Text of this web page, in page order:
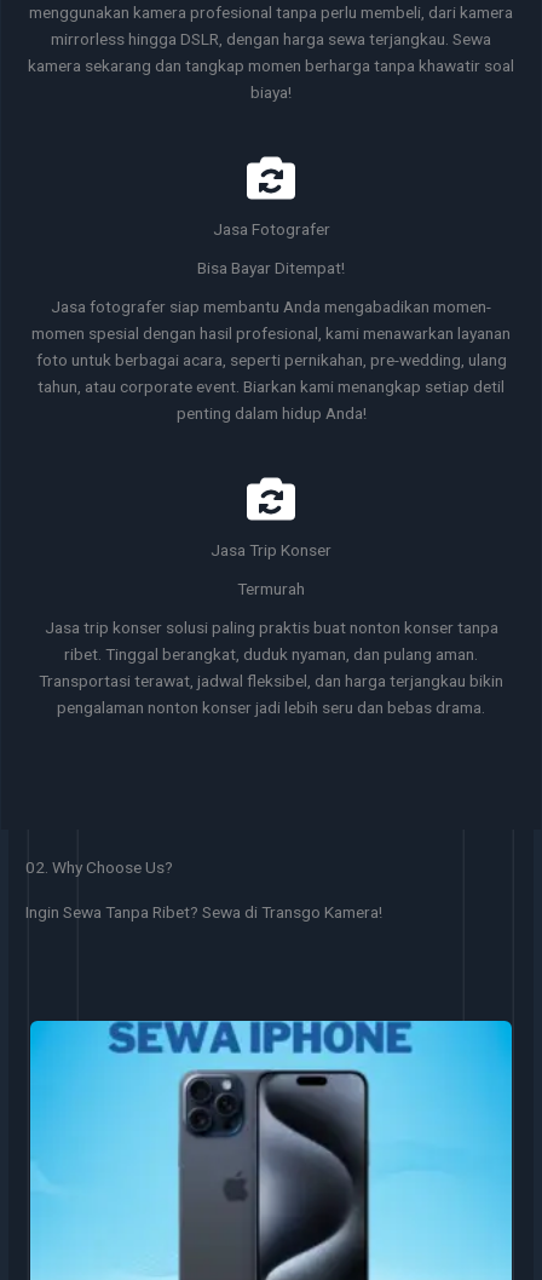
menggunakan kamera profesional tanpa perlu membeli, dari kamera
mirrorless hingga DSLR, dengan harga sewa terjangkau. Sewa
kamera sekarang dan tangkap momen berharga tanpa khawatir soal
biaya!
Jasa Fotografer
Bisa Bayar Ditempat!
Jasa fotografer siap membantu Anda mengabadikan momen-
momen spesial dengan hasil profesional, kami menawarkan layanan
foto untuk berbagai acara, seperti pernikahan, pre-wedding, ulang
tahun, atau corporate event. Biarkan kami menangkap setiap detil
penting dalam hidup Anda!
Jasa Trip Konser
Termurah
Jasa trip konser solusi paling praktis buat nonton konser tanpa
ribet. Tinggal berangkat, duduk nyaman, dan pulang aman.
Transportasi terawat, jadwal fleksibel, dan harga terjangkau bikin
pengalaman nonton konser jadi lebih seru dan bebas drama.
02. Why Choose Us?
Ingin Sewa Tanpa Ribet? Sewa di Transgo Kamera!